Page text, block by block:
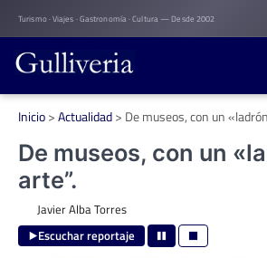
Skip
to
content
Turismo · Viajes · Gastronomía · Cultura — Desde 2002
Inicio>Actualidad> De museos, con un
De museos, con un
arte”.
Javier Alba Torres
Escuchar reportaje